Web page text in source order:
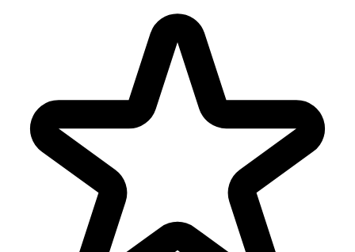
cuentas, password leak detection, analytics de
dashboards en Google Cloud
Admin Console: estadísticas de tráfico, distribución
scores, detección de anomalías y gestión de
registrados
API de verificación backend: validación server-side
del token con score, hostname, acción y timestamp
para cada evaluación